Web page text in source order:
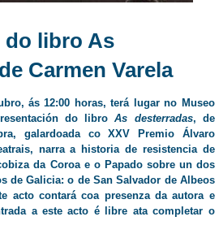
do libro As
Carmen Varela
ás 12:00 horas, terá lugar no Museo
do libroAs desterradas, de
galardoada co XXV Premio Álvaro
narra a historia de resistencia de
da Coroa e o Papado sobre un dos
de Galicia: o de San Salvador de Albeos
acto contará coa presenza da autora e
a este acto é libre ata completar o